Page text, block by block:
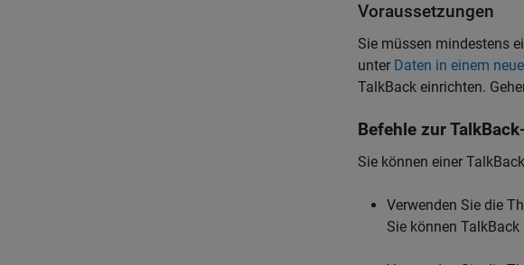
Voraussetzungen
Sie müssen mindestens
unter Daten in einem
TalkBack einrichten.
Befehle zur
Sie können einer
Verwenden Sie die
Sie können